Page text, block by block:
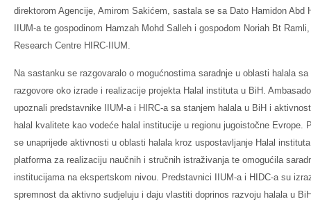
direktorom Agencije, Amirom Sakićem, sastala se sa Dato Hamidon Abd
IIUM-a te gospodinom Hamzah Mohd Salleh i gospođom Noriah Bt
Research Centre HIRC-IIUM.
Na sastanku se razgovaralo o mogućnostima saradnje u oblasti halala
razgovore oko izrade i realizacije projekta Halal instituta u BiH.
upoznali predstavnike IIUM-a i HIRC-a sa stanjem halala u BiH i
halal kvalitete kao vodeće halal institucije u regionu jugoistočne Evrope.
se unaprijede aktivnosti u oblasti halala kroz uspostavljanje Halal
platforma za realizaciju naučnih i stručnih istraživanja te omogućila
institucijama na ekspertskom nivou. Predstavnici IIUM-a i HIDC-a su
spremnost da aktivno sudjeluju i daju vlastiti doprinos razvoju halala u